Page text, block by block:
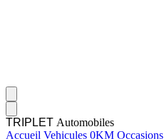
TRIPLET Automobiles
Accueil Vehicules 0KM Occasions